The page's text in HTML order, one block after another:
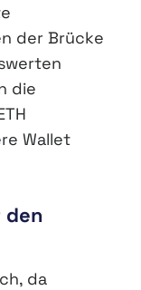
der Brücke
die
Wallet
da